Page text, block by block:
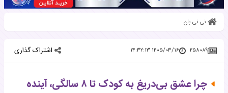
نی نی بان
۲۵۸۰۸۹ ۱۴۰۵/۰۳/۱۶ ۱۴:۳۲:۱۳ اشتراک گذاری
چرا عشق بی‌دریغ به کودک تا ۸ سالگی، آینده